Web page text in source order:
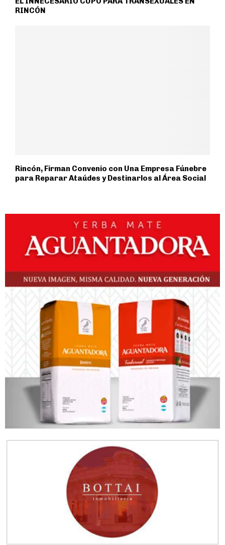
RINCÓN
Rincón, Firman Convenio con Una Empresa Fúnebre
para Reparar Ataúdes y Destinarlos al Área Social